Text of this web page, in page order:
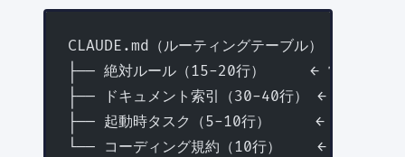
CLAUDE.md（ルーティングテーブル）
├── 絶対ルール（15-20行）     ← 常に遵守す
├── ドキュメント索引（30-40行） ← 業務別に
├── 起動時タスク（5-10行）     ← セッション
└── コーディング規約（10行）    ← 技術スタ